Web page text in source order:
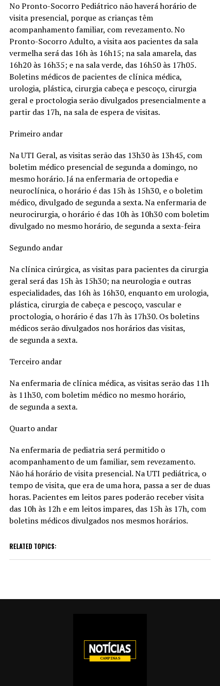
No Pronto-Socorro Pediátrico não haverá horário de
visita presencial, porque as crianças têm
acompanhamento familiar, com revezamento. No
Pronto-Socorro Adulto, a visita aos pacientes da sala
vermelha será das 16h às 16h15; na sala amarela, das
16h20 às 16h35; e na sala verde, das 16h50 às 17h05.
Boletins médicos de pacientes de clínica médica,
urologia, plástica, cirurgia cabeça e pescoço, cirurgia
geral e proctologia serão divulgados presencialmente a
partir das 17h, na sala de espera de visitas.
Primeiro andar
Na UTI Geral, as visitas serão das 13h30 às 13h45, com
boletim médico presencial de segunda a domingo, no
mesmo horário. Já na enfermaria de ortopedia e
neuroclínica, o horário é das 15h às 15h30, e o boletim
médico, divulgado de segunda a sexta. Na enfermaria de
neurocirurgia, o horário é das 10h às 10h30 com boletim
divulgado no mesmo horário, de segunda a sexta-feira
Segundo andar
Na clínica cirúrgica, as visitas para pacientes da cirurgia
geral será das 15h às 15h30; na neurologia e outras
especialidades, das 16h às 16h30, enquanto em urologia,
plástica, cirurgia de cabeça e pescoço, vascular e
proctologia, o horário é das 17h às 17h30. Os boletins
médicos serão divulgados nos horários das visitas,
de segunda a sexta.
Terceiro andar
Na enfermaria de clínica médica, as visitas serão das 11h
às 11h30, com boletim médico no mesmo horário,
de segunda a sexta.
Quarto andar
Na enfermaria de pediatria será permitido o
acompanhamento de um familiar, sem revezamento.
Não há horário de visita presencial. Na UTI pediátrica, o
tempo de visita, que era de uma hora, passa a ser de duas
horas. Pacientes em leitos pares poderão receber visita
das 10h às 12h e em leitos impares, das 15h às 17h, com
boletins médicos divulgados nos mesmos horários.
RELATED TOPICS: